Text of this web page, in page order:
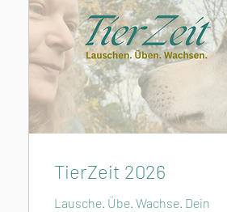
TierZeit 2026
Lausche. Übe. Wachse. Dein